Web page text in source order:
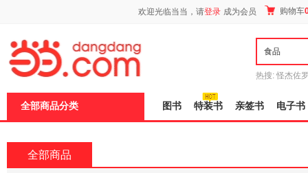
欢迎光临当当，请登录 成为会员 购物车
热搜: 怪杰佐
全部商品分类 图书 特装书 亲签书 电子书
全部商品
页
加